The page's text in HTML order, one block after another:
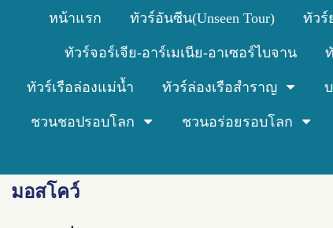
หน้าแรก ทัวร์อันซีน(Unseen Tour) ทัวร์
ทัวร์จอร์เจีย-อาร์เมเนีย-อาเซอร์ไบจาน
ทัวร์เรือล่องแม่น้ำ ทัวร์ล่องเรือสำราญ
ชวนชอปรอบโลก ชวนอร่อยรอบโลก
มอสโคว์